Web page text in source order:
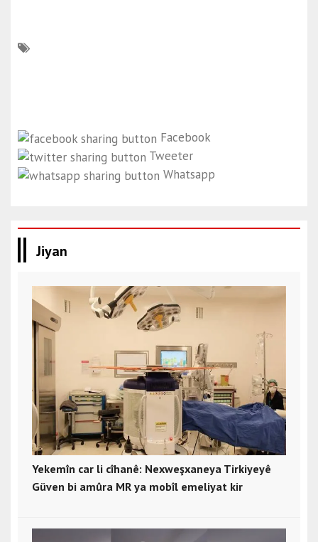
Facebook
Tweeter
Whatsapp
Jiyan
Yekemîn car li cîhanê: Nexweşxaneya Tirkiyeyê
Güven bi amûra MR ya mobîl emeliyat kir